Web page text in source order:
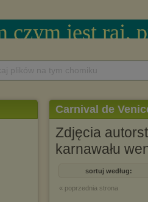
Carnival de
Zdjęcia
karnawału
sortuj według:
« poprzednia strona